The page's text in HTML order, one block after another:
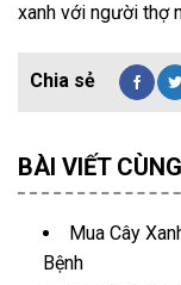
xanh với người thợ
BÀI VIẾT
Mua Cây
Bệnh